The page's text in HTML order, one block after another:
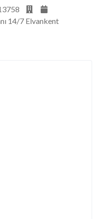
14/7 Elvankent